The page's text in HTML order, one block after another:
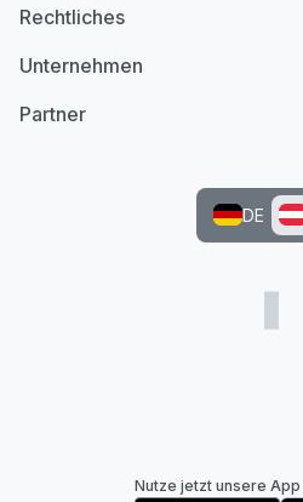
Rechtliches
Unternehmen
Partner
DE
Nutze jetzt unsere App